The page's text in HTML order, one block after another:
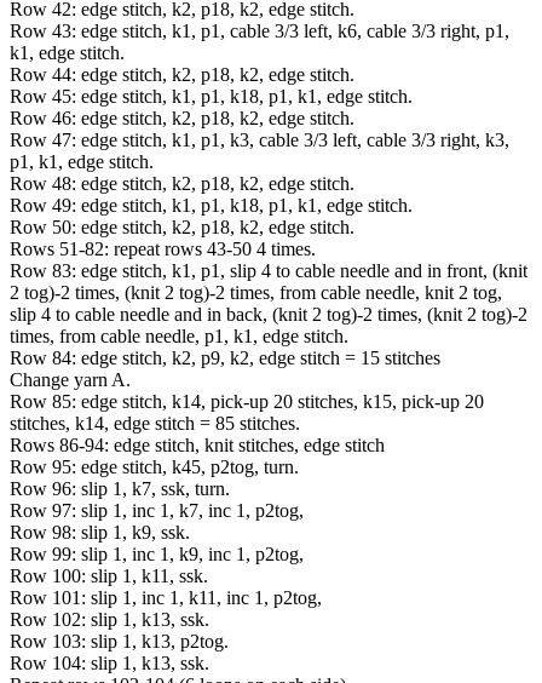
Row 42: edge stitch, k2, p18, k2, edge stitch.
Row 43: edge stitch, k1, p1, cable 3/3 left, k6, cable 3/3 right, p1,
k1, edge stitch.
Row 44: edge stitch, k2, p18, k2, edge stitch.
Row 45: edge stitch, k1, p1, k18, p1, k1, edge stitch.
Row 46: edge stitch, k2, p18, k2, edge stitch.
Row 47: edge stitch, k1, p1, k3, cable 3/3 left, cable 3/3 right, k3,
p1, k1, edge stitch.
Row 48: edge stitch, k2, p18, k2, edge stitch.
Row 49: edge stitch, k1, p1, k18, p1, k1, edge stitch.
Row 50: edge stitch, k2, p18, k2, edge stitch.
Rows 51-82: repeat rows 43-50 4 times.
Row 83: edge stitch, k1, p1, slip 4 to cable needle and in front, (knit
2 tog)-2 times, (knit 2 tog)-2 times, from cable needle, knit 2 tog,
slip 4 to cable needle and in back, (knit 2 tog)-2 times, (knit 2 tog)-2
times, from cable needle, p1, k1, edge stitch.
Row 84: edge stitch, k2, p9, k2, edge stitch = 15 stitches
Change yarn A.
Row 85: edge stitch, k14, pick-up 20 stitches, k15, pick-up 20
stitches, k14, edge stitch = 85 stitches.
Rows 86-94: edge stitch, knit stitches, edge stitch
Row 95: edge stitch, k45, p2tog, turn.
Row 96: slip 1, k7, ssk, turn.
Row 97: slip 1, inc 1, k7, inc 1, p2tog,
Row 98: slip 1, k9, ssk.
Row 99: slip 1, inc 1, k9, inc 1, p2tog,
Row 100: slip 1, k11, ssk.
Row 101: slip 1, inc 1, k11, inc 1, p2tog,
Row 102: slip 1, k13, ssk.
Row 103: slip 1, k13, p2tog.
Row 104: slip 1, k13, ssk.